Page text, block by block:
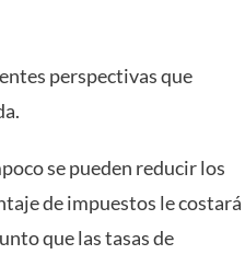
perspectivas que
se pueden reducir los
de impuestos le costará
que las tasas de